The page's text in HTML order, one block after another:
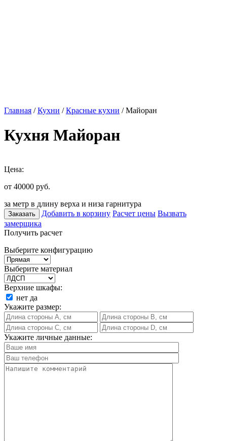
Главная /Кухни /Красные кухни / Майоран
Кухня Майоран
Цена:
от 40000 руб.
за метр в длину верха и низа гарнитура
Заказать Добавить в корзину Расчет цены Вызвать
замерщика
Получить расчет
Выберите конфигурацию
Выберите материал
Верхние шкафы:
нет да
Укажите размер:
Укажите личные данные: